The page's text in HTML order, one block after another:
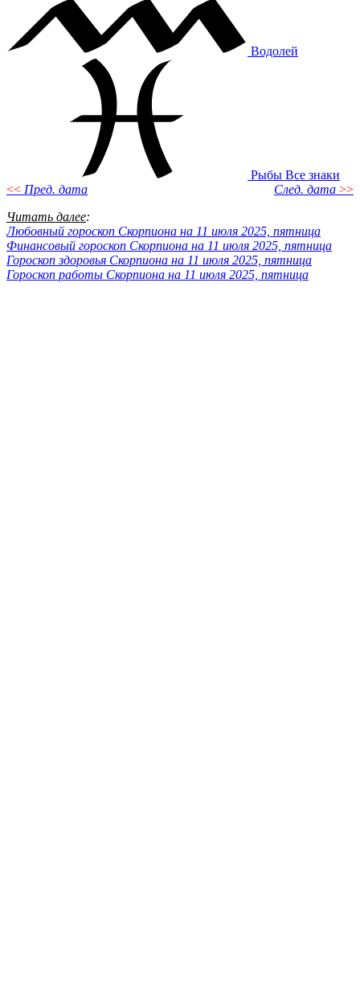
Водолей
Рыбы Все знаки
<< Пред. дата След. дата >>
Читать далее:
Любовный гороскоп Скорпиона на 11 июля 2025, пятница
Финансовый гороскоп Скорпиона на 11 июля 2025, пятница
Гороскоп здоровья Скорпиона на 11 июля 2025, пятница
Гороскоп работы Скорпиона на 11 июля 2025, пятница